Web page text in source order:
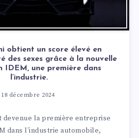
obtient un score élevé en
des sexes grâce à la nouvelle
IDEM, une première dans
l’industrie.
18 décembre 2024
devenue la première entreprise
dans l’industrie automobile,